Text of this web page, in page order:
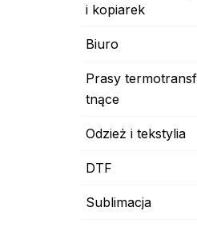
i kopiarek
Biuro
Prasy
tnące
Odzież i tekstylia
DTF
Sublimacja